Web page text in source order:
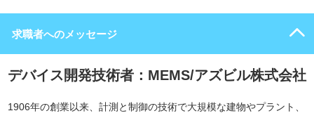
求職者へのメッセージ
デバイス開発技術者：MEMS/アズビル株式会社
1906年の創業以来、計測と制御の技術で大規模な建物やプラント、